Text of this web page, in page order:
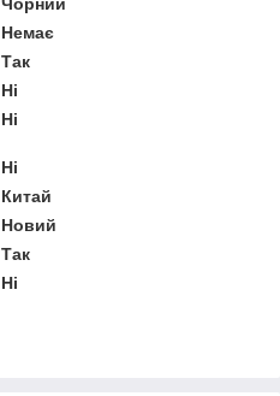
Немає
Так
Ні
Ні
Ні
Китай
Новий
Так
Ні